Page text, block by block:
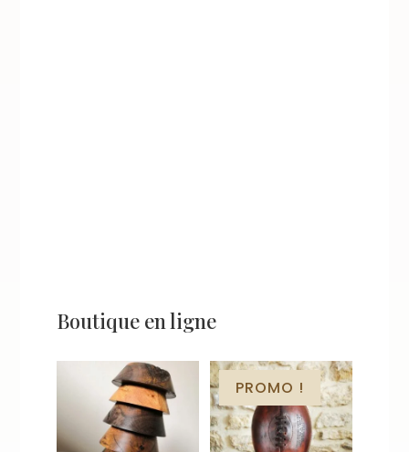
Boutique en ligne
PROMO !